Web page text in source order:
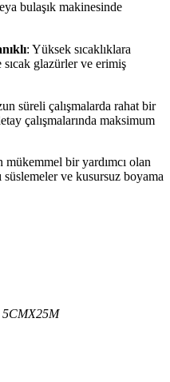
bulaşık makinesinde
: Yüksek sıcaklıklara
sıcak glazürler ve erimiş
süreli çalışmalarda rahat bir
çalışmalarında maksimum
mükemmel bir yardımcı olan
süslemeler ve kusursuz boyama
5CMX25M